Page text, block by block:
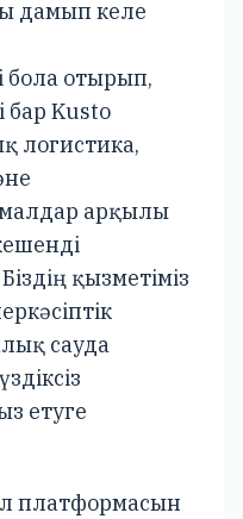
дамып келе
бола отырып,
бар Kusto
логистика,
арқылы
қызметіміз
сауда
етуге
платформасын